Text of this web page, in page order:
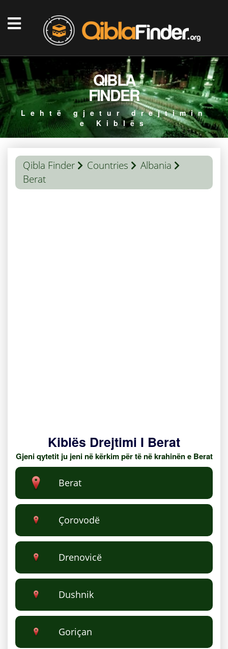
QIBLA
FINDER
Lehtë gjetur drejtimin
e Kiblës
Qibla Finder Countries
Albania
Berat
Kiblës Drejtimi I Berat
Gjeni qytetit ju jeni në kërkim për të në krahinën e Berat
Berat
Çorovodë
Drenovicë
Dushnik
Goriçan